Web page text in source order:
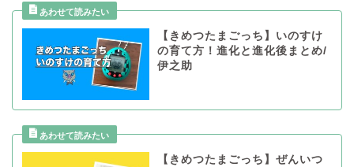
【きめつたまごっち】いのすけ
の育て方！進化と進化後まとめ/
伊之助
【きめつたまごっち】ぜんいつ